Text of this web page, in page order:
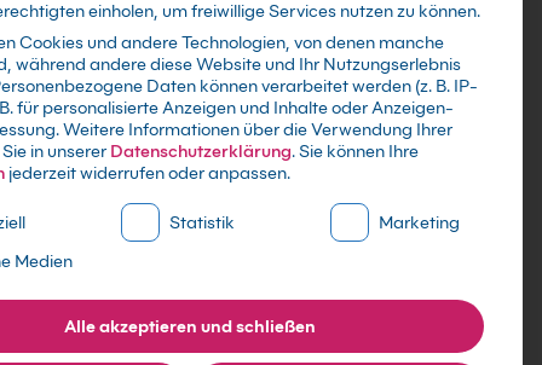
Suchen
einholen, um freiwillige Services nutzen zu können.
Cookies und andere Technologien, von denen manche
während andere diese Website und Ihr Nutzungserlebnis
Daten können verarbeitet werden (z. B. IP-
für personalisierte Anzeigen und Inhalte oder Anzeigen-
Weitere Informationen über die Verwendung Ihrer
in unserer Datenschutzerklärung.Sie können Ihre
jederzeit widerrufen oder anpassen.
Liste der Service-Gruppen, für die eine Einwilligung
Statistik
Marketing
Medien
Alle akzeptieren und schließen